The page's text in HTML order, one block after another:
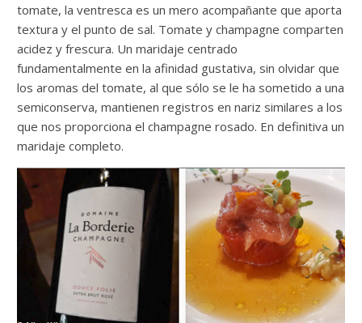
tomate, la ventresca es un mero acompañante que aporta
textura y el punto de sal. Tomate y champagne comparten
acidez y frescura. Un maridaje centrado
fundamentalmente en la afinidad gustativa, sin olvidar que
los aromas del tomate, al que sólo se le ha sometido a una
semiconserva, mantienen registros en nariz similares a los
que nos proporciona el champagne rosado. En definitiva un
maridaje completo.